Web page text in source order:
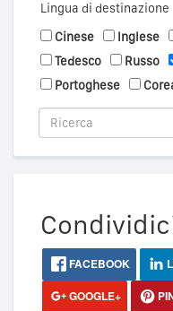
Lingua di destinazione
Cinese
Inglese
Tedesco
Russo
Portoghese
FACEBOOK
GOOGLE+